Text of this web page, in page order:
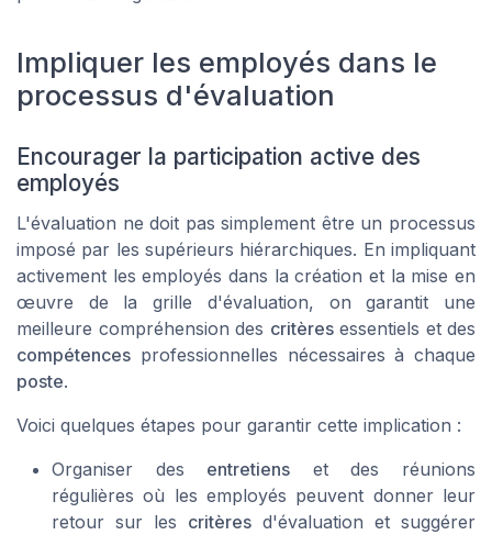
Impliquer les employés dans le
processus d'évaluation
Encourager la participation active des
employés
L'évaluation ne doit pas simplement être un processus
imposé par les supérieurs hiérarchiques. En impliquant
activement les employés dans la création et la mise en
œuvre de la grille d'évaluation, on garantit une
meilleure compréhension des critèresessentiels et des
compétences professionnelles nécessaires à chaque
poste.
Voici quelques étapes pour garantir cette implication :
Organiser des entretiens et des réunions
régulières où les employés peuvent donner leur
retour sur les critères d'évaluation et suggérer